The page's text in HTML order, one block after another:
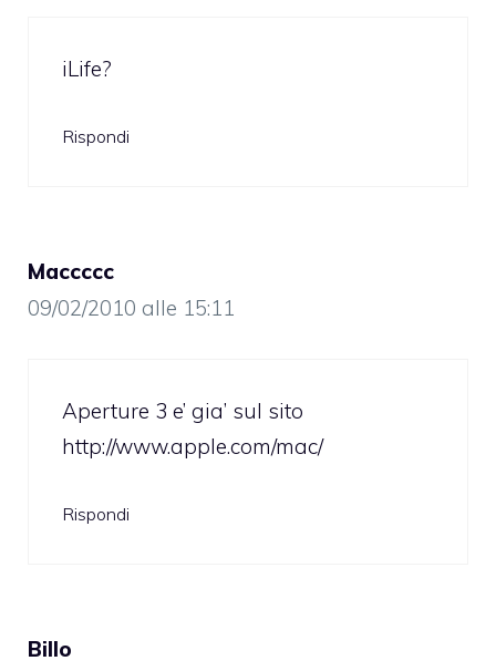
iLife?
Rispondi
Maccccc
09/02/2010 alle 15:11
Aperture 3 e’ gia’ sul sito
http://www.apple.com/mac/
Rispondi
Billo